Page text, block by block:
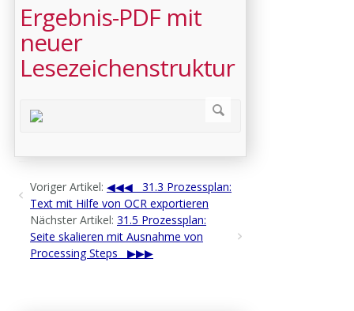
Ergebnis-PDF mit
neuer
Lesezeichenstruktur
Voriger Artikel:
31.3 Prozessplan:
Text mit Hilfe von OCR exportieren
Nächster Artikel: 31.5 Prozessplan:
Seite skalieren mit Ausnahme von
Processing Steps